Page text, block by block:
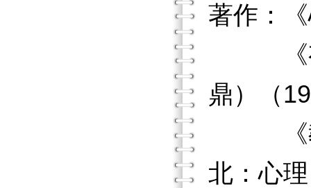
著作：
《有
鼎）（
《教
北：心